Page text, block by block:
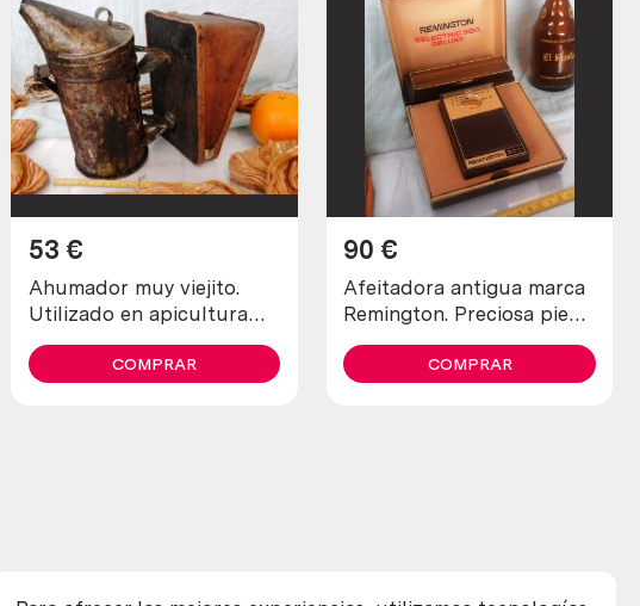
Ahumador muy viejito.
Utilizado en apicultura
para tranquilizar a las
abejas
53 €
COMPRAR
Afeitadora antigua marca
Remington. Preciosa pieza
de colección
90 €
COMPRAR